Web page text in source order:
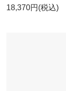
18,370円(税込)